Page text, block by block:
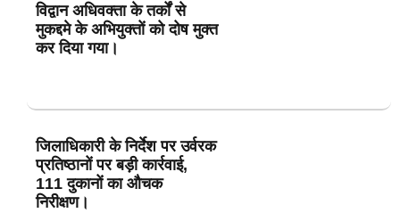
विद्वान अधिवक्ता के तर्कों से
मुकद्दमे के अभियुक्तों को दोष मुक्त
कर दिया गया।
जिलाधिकारी के निर्देश पर उर्वरक
प्रतिष्ठानों पर बड़ी कार्रवाई,
111 दुकानों का औचक
निरीक्षण।